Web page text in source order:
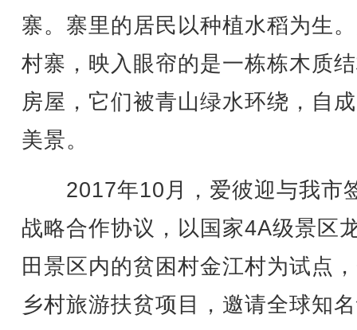
寨。寨里的居民以种植水稻为生
村寨，映入眼帘的是一栋栋木质
房屋，它们被青山绿水环绕，自
美景。
2017年10月，爱彼迎与我市
战略合作协议，以国家4A级景区
田景区内的贫困村金江村为试点
乡村旅游扶贫项目，邀请全球知